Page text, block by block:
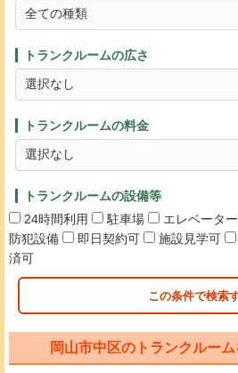
トランクルームの広さ
トランクルームの料金
トランクルームの設備等
24時間利用
駐車場 エレベーター
防犯設備
即日契約可 施設見学可
済可
この条件で検索
岡山市中区のトランクルー